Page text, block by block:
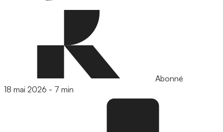
Abonné
18 mai 2026 - 7 min